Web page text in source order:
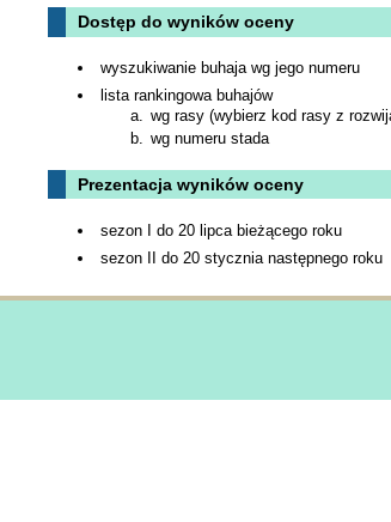
Dostęp do wyników oceny
wyszukiwanie buhaja wg jego numeru
lista rankingowa buhajów
wg rasy (wybierz kod rasy z
wg numeru stada
Prezentacja wyników oceny
sezon I do 20 lipca bieżącego roku
sezon II do 20 stycznia następnego roku